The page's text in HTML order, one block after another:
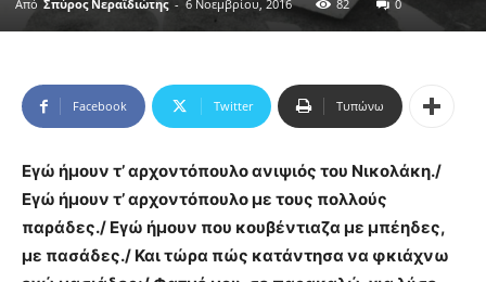
Από Σπύρος Νεραϊδιώτης - 6 Νοεμβρίου, 2016 82 0
Facebook Twitter Τυπώνω
Εγώ ήμουν τ’ αρχοντόπουλο ανιψιός του Νικολάκη./
Εγώ ήμουν τ’ αρχοντόπουλο με τους πολλούς
παράδες./ Εγώ ήμουν που κουβέντιαζα με μπέηδες,
με πασάδες./ Και τώρα πώς κατάντησα να φκιάχνω